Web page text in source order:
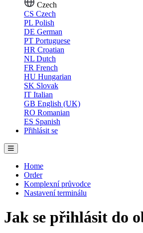
Czech
CS Czech
PL Polish
DE German
PT Portuguese
HR Croatian
NL Dutch
FR French
HU Hungarian
SK Slovak
IT Italian
GB English (UK)
RO Romanian
ES Spanish
Přihlásit se
Home
Order
Komplexní průvodce
Nastavení terminálu
Jak se přihlásit do